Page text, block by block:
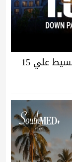
عرض لفترة محدودة مقدم 1.5% و تقسيط علي 15